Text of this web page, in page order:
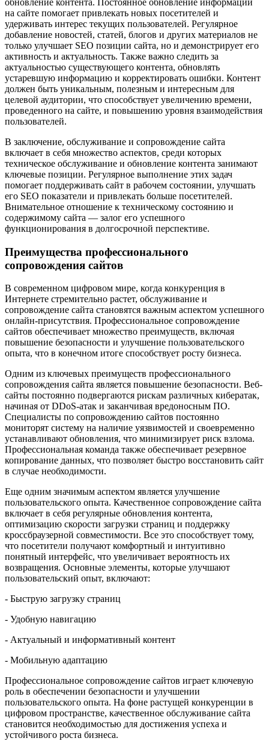
на сайте помогает привлекать новых посетителей и
удерживать интерес текущих пользователей. Регулярное
добавление новостей, статей, блогов и других материалов не
только улучшает SEO позиции сайта, но и демонстрирует его
активность и актуальность. Также важно следить за
актуальностью существующего контента, обновлять
устаревшую информацию и корректировать ошибки. Контент
должен быть уникальным, полезным и интересным для
целевой аудитории, что способствует увеличению времени,
проведенного на сайте, и повышению уровня взаимодействия
пользователей.
В заключение, обслуживание и сопровождение сайта
включает в себя множество аспектов, среди которых
техническое обслуживание и обновление контента занимают
ключевые позиции. Регулярное выполнение этих задач
помогает поддерживать сайт в рабочем состоянии, улучшать
его SEO показатели и привлекать больше посетителей.
Внимательное отношение к техническому состоянию и
содержимому сайта — залог его успешного
функционирования в долгосрочной перспективе.
Преимущества профессионального
сопровождения сайтов
В современном цифровом мире, когда конкуренция в
Интернете стремительно растет, обслуживание и
сопровождение сайта становятся важным аспектом успешного
онлайн-присутствия. Профессиональное сопровождение
сайтов обеспечивает множество преимуществ, включая
повышение безопасности и улучшение пользовательского
опыта, что в конечном итоге способствует росту бизнеса.
Одним из ключевых преимуществ профессионального
сопровождения сайта является повышение безопасности. Веб-
сайты постоянно подвергаются рискам различных кибератак,
начиная от DDoS-атак и заканчивая вредоносным ПО.
Специалисты по сопровождению сайтов постоянно
мониторят систему на наличие уязвимостей и своевременно
устанавливают обновления, что минимизирует риск взлома.
Профессиональная команда также обеспечивает резервное
копирование данных, что позволяет быстро восстановить сайт
в случае необходимости.
Еще одним значимым аспектом является улучшение
пользовательского опыта. Качественное сопровождение сайта
включает в себя регулярные обновления контента,
оптимизацию скорости загрузки страниц и поддержку
кроссбраузерной совместимости. Все это способствует тому,
что посетители получают комфортный и интуитивно
понятный интерфейс, что увеличивает вероятность их
возвращения. Основные элементы, которые улучшают
пользовательский опыт, включают:
- Быструю загрузку страниц
- Удобную навигацию
- Актуальный и информативный контент
- Мобильную адаптацию
Профессиональное сопровождение сайтов играет ключевую
роль в обеспечении безопасности и улучшении
пользовательского опыта. На фоне растущей конкуренции в
цифровом пространстве, качественное обслуживание сайта
становится необходимостью для достижения успеха и
устойчивого роста бизнеса.